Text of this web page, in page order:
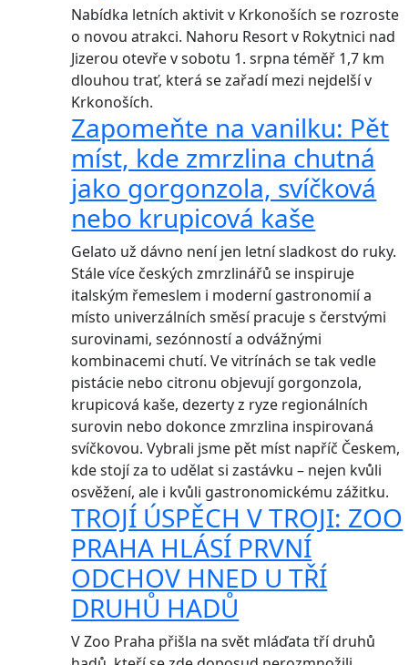
Nabídka letních aktivit v Krkonoších se rozroste
o novou atrakci. Nahoru Resort v Rokytnici nad
Jizerou otevře v sobotu 1. srpna téměř 1,7 km
dlouhou trať, která se zařadí mezi nejdelší v
Krkonoších.
Zapomeňte na vanilku: Pět
míst, kde zmrzlina chutná
jako gorgonzola, svíčková
nebo krupicová kaše
Gelato už dávno není jen letní sladkost do ruky.
Stále více českých zmrzlinářů se inspiruje
italským řemeslem i moderní gastronomií a
místo univerzálních směsí pracuje s čerstvými
surovinami, sezónností a odvážnými
kombinacemi chutí. Ve vitrínách se tak vedle
pistácie nebo citronu objevují gorgonzola,
krupicová kaše, dezerty z ryze regionálních
surovin nebo dokonce zmrzlina inspirovaná
svíčkovou. Vybrali jsme pět míst napříč Českem,
kde stojí za to udělat si zastávku – nejen kvůli
osvěžení, ale i kvůli gastronomickému zážitku.
TROJÍ ÚSPĚCH V TROJI: ZOO
PRAHA HLÁSÍ PRVNÍ
ODCHOV HNED U TŘÍ
DRUHŮ HADŮ
V Zoo Praha přišla na svět mláďata tří druhů